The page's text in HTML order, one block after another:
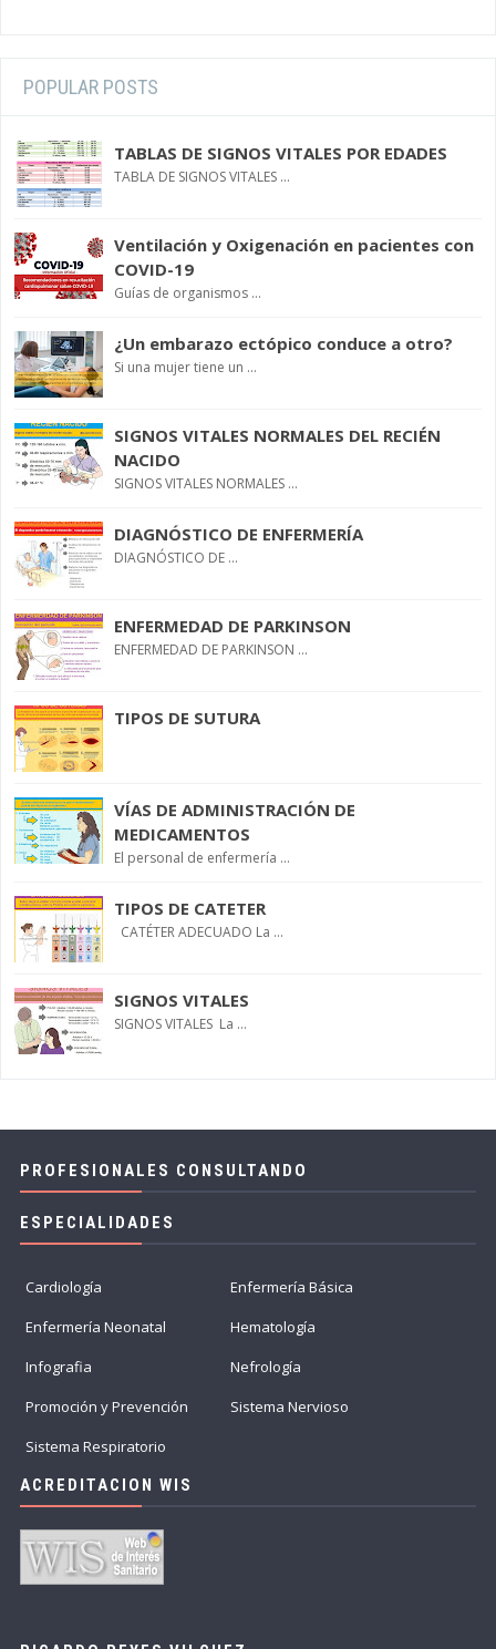
POPULAR POSTS
TABLAS DE SIGNOS VITALES POR EDADES
TABLA DE SIGNOS VITALES ...
Ventilación y Oxigenación en pacientes con
COVID-19
Guías de organismos ...
¿Un embarazo ectópico conduce a otro?
Si una mujer tiene un ...
SIGNOS VITALES NORMALES DEL RECIÉN
NACIDO
SIGNOS VITALES NORMALES ...
DIAGNÓSTICO DE ENFERMERÍA
DIAGNÓSTICO DE ...
ENFERMEDAD DE PARKINSON
ENFERMEDAD DE PARKINSON ...
TIPOS DE SUTURA
VÍAS DE ADMINISTRACIÓN DE
MEDICAMENTOS
El personal de enfermería ...
TIPOS DE CATETER
CATÉTER ADECUADO La ...
SIGNOS VITALES
SIGNOS VITALES La ...
PROFESIONALES CONSULTANDO
ESPECIALIDADES
Cardiología
Enfermería Básica
Enfermería Neonatal
Hematología
Infografia
Nefrología
Promoción y Prevención
Sistema Nervioso
Sistema Respiratorio
ACREDITACION WIS